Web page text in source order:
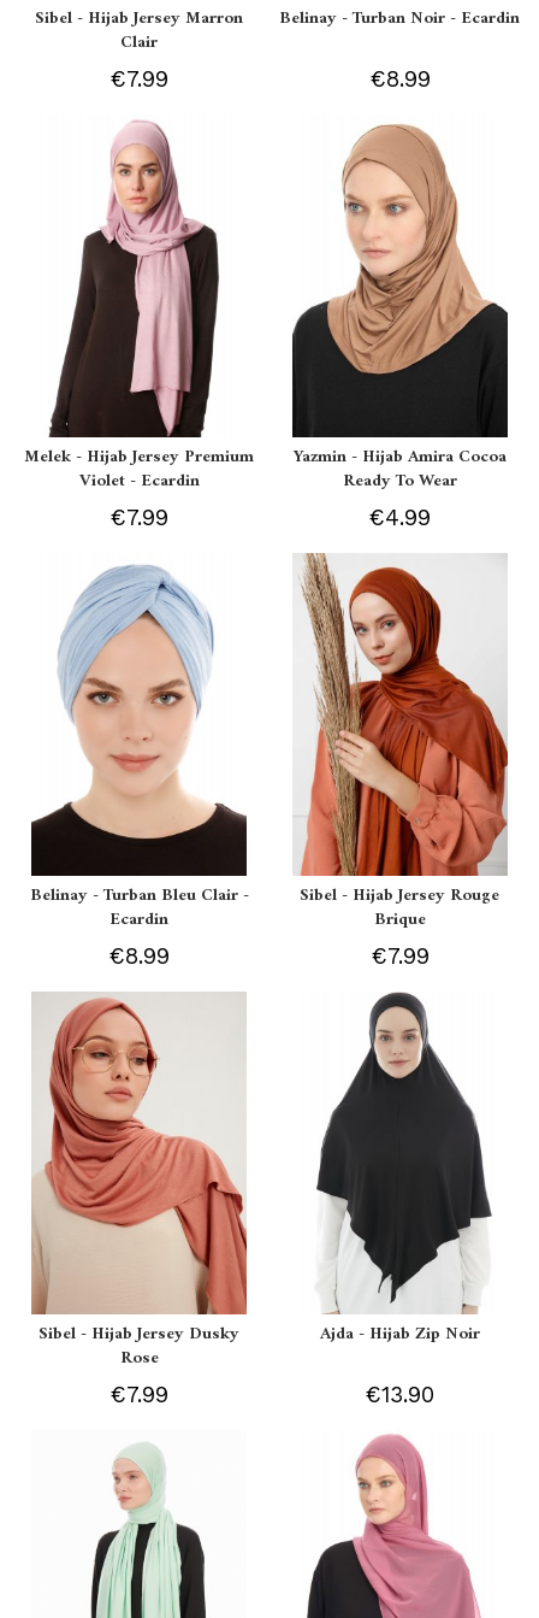
Sibel - Hijab Jersey Marron
Clair
€7.99
Belinay - Turban Noir - Ecardin
€8.99
Melek - Hijab Jersey Premium
Violet - Ecardin
€7.99
Yazmin - Hijab Amira Cocoa
Ready To Wear
€4.99
Belinay - Turban Bleu Clair -
Ecardin
€8.99
Sibel - Hijab Jersey Rouge
Brique
€7.99
Sibel - Hijab Jersey Dusky
Rose
€7.99
Ajda - Hijab Zip Noir
€13.90